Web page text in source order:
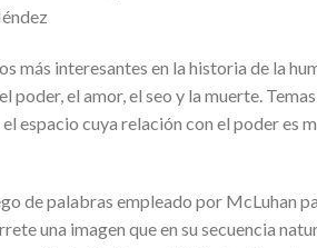
más interesantes en la historia de la
poder, el amor, el seo y la muerte.
espacio cuya relación con el poder es
de palabras empleado por McLuhan
una imagen que en su secuencia